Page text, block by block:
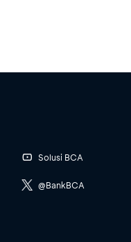
Solusi BCA
@BankBCA